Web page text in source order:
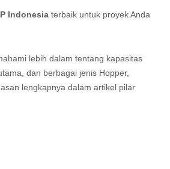
Indonesiaterbaik untuk proyek Anda
lebih dalam tentang kapasitas
dan berbagai jenis Hopper,
lengkapnya dalam artikel pilar